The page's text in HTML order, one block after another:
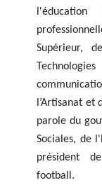
Supérieur,
l’Artisanat et
parole du
Sociales, de
président
football.